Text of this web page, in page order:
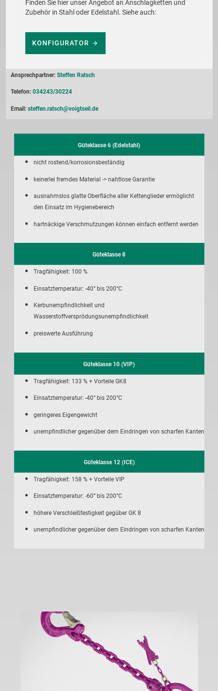
Finden Sie hier unser Angebot an Anschlagketten und
Zubehör in Stahl oder Edelstahl. Siehe auch:
KONFIGURATOR
Ansprechpartner: Steffen Ratsch
Telefon: 034243/30224
Email: steffen.ratsch@voigtseil.de
Güteklasse 6 (Edelstahl)
nicht rostend/korrosionsbeständig
keinerlei fremdes Material -> nahtlose Garantie
ausnahmslos glatte Oberfläche aller Kettenglieder ermöglicht
den Einsatz im Hygienebereich
hartnäckige Verschmutzungen können einfach entfernt werden
Güteklasse 8
Tragfähigkeit: 100 %
Einsatztemperatur: -40° bis 200°C
Kerbunempfindlichkeit und
Wasserstoffversprödungsunempfindlichkeit
preiswerte Ausführung
Güteklasse 10 (VIP)
Tragfähigkeit: 133 % + Vorteile GK8
Einsatztemperatur: -40° bis 200°C
geringeres Eigengewicht
unempfindlicher gegenüber dem Eindringen von scharfen Kanten
Güteklasse 12 (ICE)
Tragfähigkeit: 158 % + Vorteile VIP
Einsatztemperatur: -60° bis 200°C
höhere Verschleißfestigkeit gegüber GK 8
unempfindlicher gegenüber dem Eindringen von scharfen Kanten